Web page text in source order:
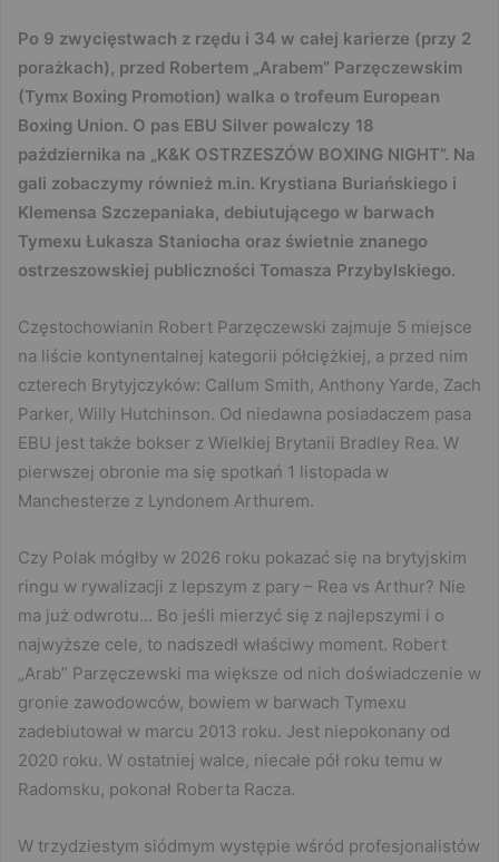
Po 9 zwycięstwach z rzędu i 34 w całej karierze (przy 2
porażkach), przed Robertem „Arabem” Parzęczewskim
(Tymx Boxing Promotion) walka o trofeum European
Boxing Union. O pas EBU Silver powalczy 18
października na „K&K OSTRZESZÓW BOXING NIGHT”. Na
gali zobaczymy również m.in. Krystiana Buriańskiego i
Klemensa Szczepaniaka, debiutującego w barwach
Tymexu Łukasza Staniocha oraz świetnie znanego
ostrzeszowskiej publiczności Tomasza Przybylskiego.
Częstochowianin Robert Parzęczewski zajmuje 5 miejsce
na liście kontynentalnej kategorii półciężkiej, a przed nim
czterech Brytyjczyków: Callum Smith, Anthony Yarde, Zach
Parker, Willy Hutchinson. Od niedawna posiadaczem pasa
EBU jest także bokser z Wielkiej Brytanii Bradley Rea. W
pierwszej obronie ma się spotkań 1 listopada w
Manchesterze z Lyndonem Arthurem.
Czy Polak mógłby w 2026 roku pokazać się na brytyjskim
ringu w rywalizacji z lepszym z pary – Rea vs Arthur? Nie
ma już odwrotu… Bo jeśli mierzyć się z najlepszymi i o
najwyższe cele, to nadszedł właściwy moment. Robert
„Arab” Parzęczewski ma większe od nich doświadczenie w
gronie zawodowców, bowiem w barwach Tymexu
zadebiutował w marcu 2013 roku. Jest niepokonany od
2020 roku. W ostatniej walce, niecałe pół roku temu w
Radomsku, pokonał Roberta Racza.
W trzydziestym siódmym występie wśród profesjonalistów